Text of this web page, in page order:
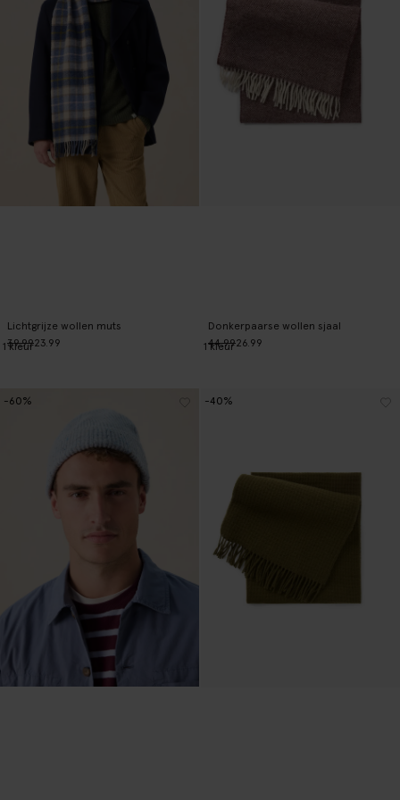
Lichtgrijze wollen muts
39.9923.99
1kleur
Donkerpaarse wollen sjaal
44.9926.99
1kleur
-60% -40%